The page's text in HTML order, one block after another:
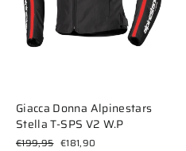
Giacca Donna Alpinestars
Stella T-SPS V2 W.P
Prezzo
€199,95 Prezzo
€181,90